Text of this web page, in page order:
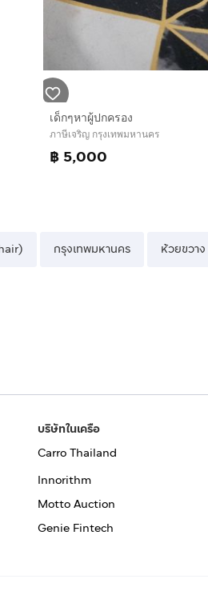
เด็กๆหาผู้ปกครอง
ภาษีเจริญ กรุงเทพมหานคร
฿ 5,000
กรุงเทพมหานคร ห้วยขวาง
บริษัทในเครือ
Carro Thailand
Innorithm
Motto Auction
Genie Fintech